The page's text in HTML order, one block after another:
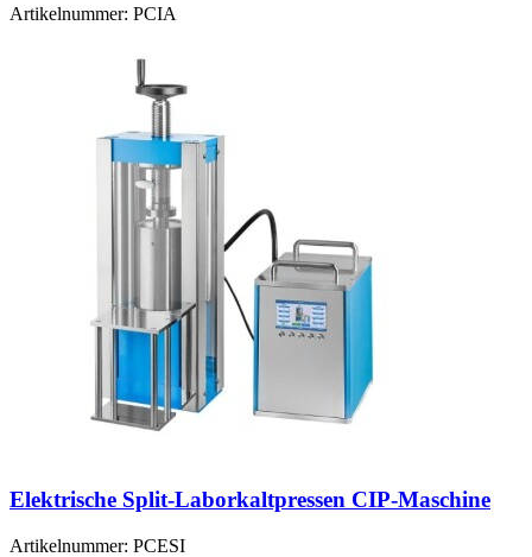
Artikelnummer: PCIA
Elektrische Split-Laborkaltpressen CIP-Maschine
Artikelnummer: PCESI